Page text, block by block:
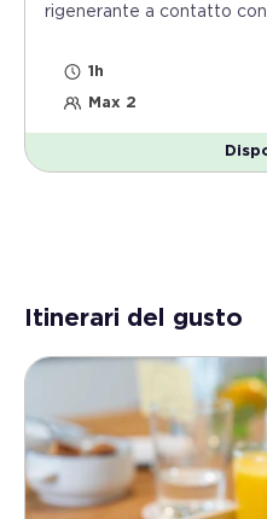
rigenerante a contatto con
1h
Max 2
Itinerari del gusto